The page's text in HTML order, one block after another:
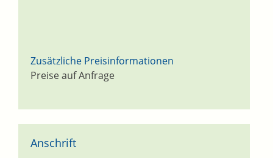
Anschrift
Zusätzliche Preisinformationen
Preise auf Anfrage